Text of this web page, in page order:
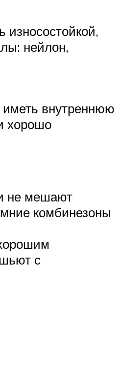
износостойкой,
нейлон,
иметь внутреннюю
хорошо
не мешают
комбинезоны
с